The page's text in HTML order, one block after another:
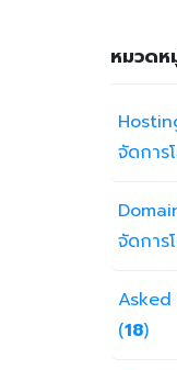
หมวดห
จัดการ
จัดการ
(18)